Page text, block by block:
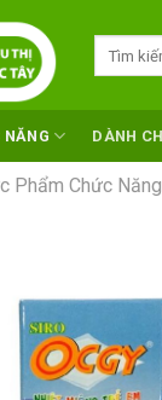
DÀNH
Phẩm Chức Năng